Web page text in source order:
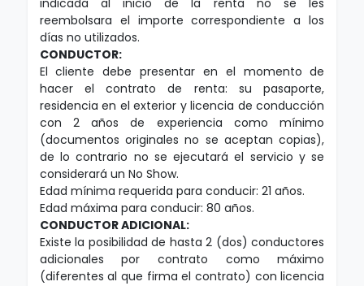
indicada al inicio de la renta no se les
reembolsara el importe correspondiente a los
días no utilizados.
CONDUCTOR:
El cliente debe presentar en el momento de
hacer el contrato de renta: su pasaporte,
residencia en el exterior y licencia de conducción
con 2 años de experiencia como mínimo
(documentos originales no se aceptan copias),
de lo contrario no se ejecutará el servicio y se
considerará un No Show.
Edad mínima requerida para conducir: 21 años.
Edad máxima para conducir: 80 años.
CONDUCTOR ADICIONAL:
Existe la posibilidad de hasta 2 (dos) conductores
adicionales por contrato como máximo
(diferentes al que firma el contrato) con licencia